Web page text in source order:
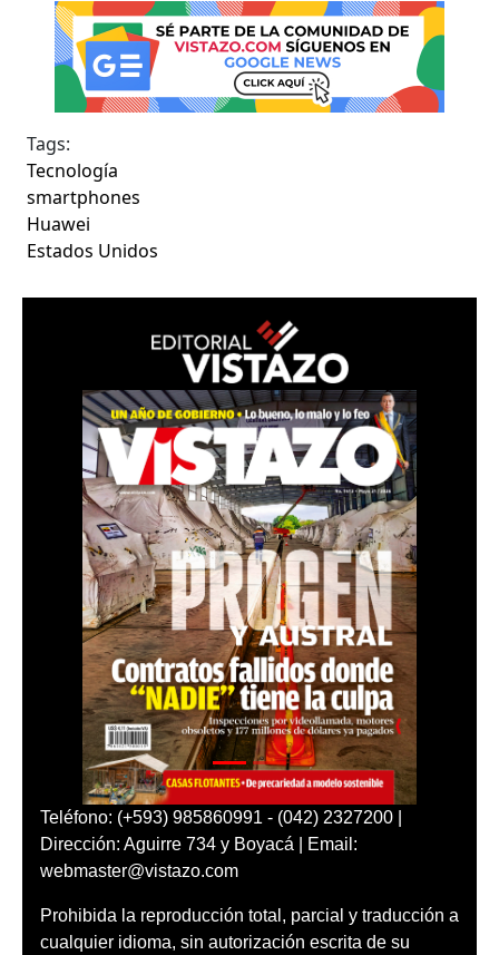
Tags:
Tecnología
smartphones
Huawei
Estados Unidos
Teléfono: (+593) 985860991 - (042) 2327200 |
Dirección: Aguirre 734 y Boyacá | Email:
webmaster@vistazo.com
Prohibida la reproducción total, parcial y traducción a
cualquier idioma, sin autorización escrita de su